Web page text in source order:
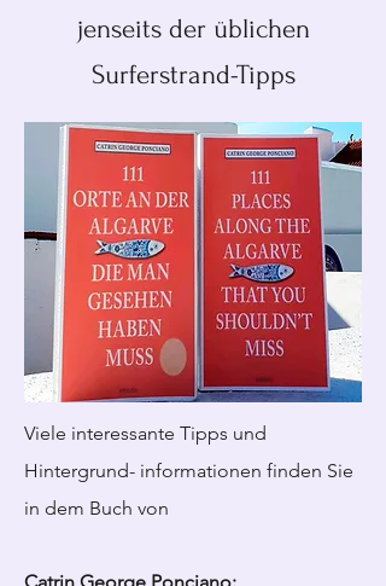
jenseits der üblichen
Surferstrand-Tipps
Viele interessante Tipps und
Hintergrund- informationen finden Sie
in dem Buch von